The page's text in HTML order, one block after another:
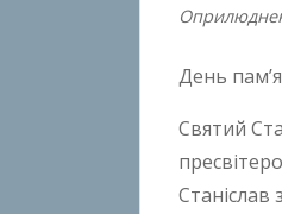
День
Святий